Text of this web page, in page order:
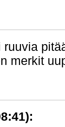
merkit